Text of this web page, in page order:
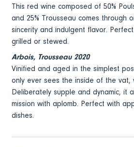
This red wine composed of 50%
and 25% Trousseau comes through
sincerity and indulgent flavor.
grilled or stewed.
Arbois, Trousseau 2020
Vinified and aged in the simplest
only ever sees the inside of the vat,
Deliberately supple and dynamic, it
mission with aplomb. Perfect with
dishes.